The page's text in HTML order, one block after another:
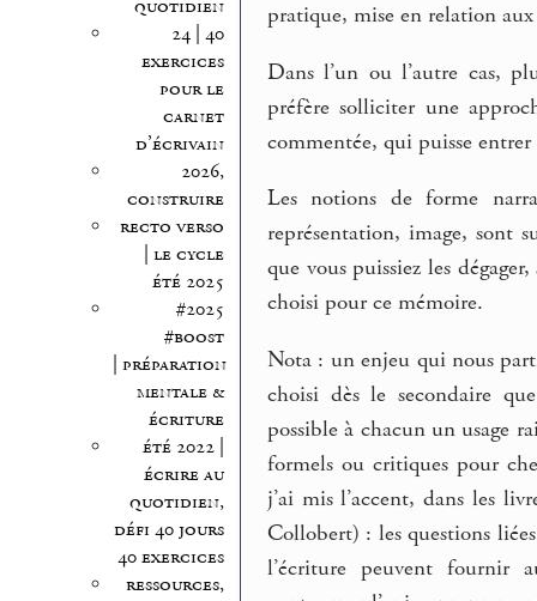
quotidien
24 | 40
exercices
pour le
carnet
d’écrivain
2026,
construire
recto verso
| le cycle
été 2025
#2025
#boost
| préparation
mentale &
écriture
été 2022 |
écrire au
quotidien,
défi 40 jours
40 exercices
ressources,
pratique, mise en relation
Dans l’un ou l’autre cas,
préfère solliciter une
commentée, qui puisse
Les notions de forme
représentation, image, sont
que vous puissiez les
choisi pour ce mémoire.
Nota : un enjeu qui nous
choisi dès le secondaire
possible à chacun un usage
formels ou critiques pour
j’ai mis l’accent, dans les
Collobert) : les questions
l’écriture peuvent fournir